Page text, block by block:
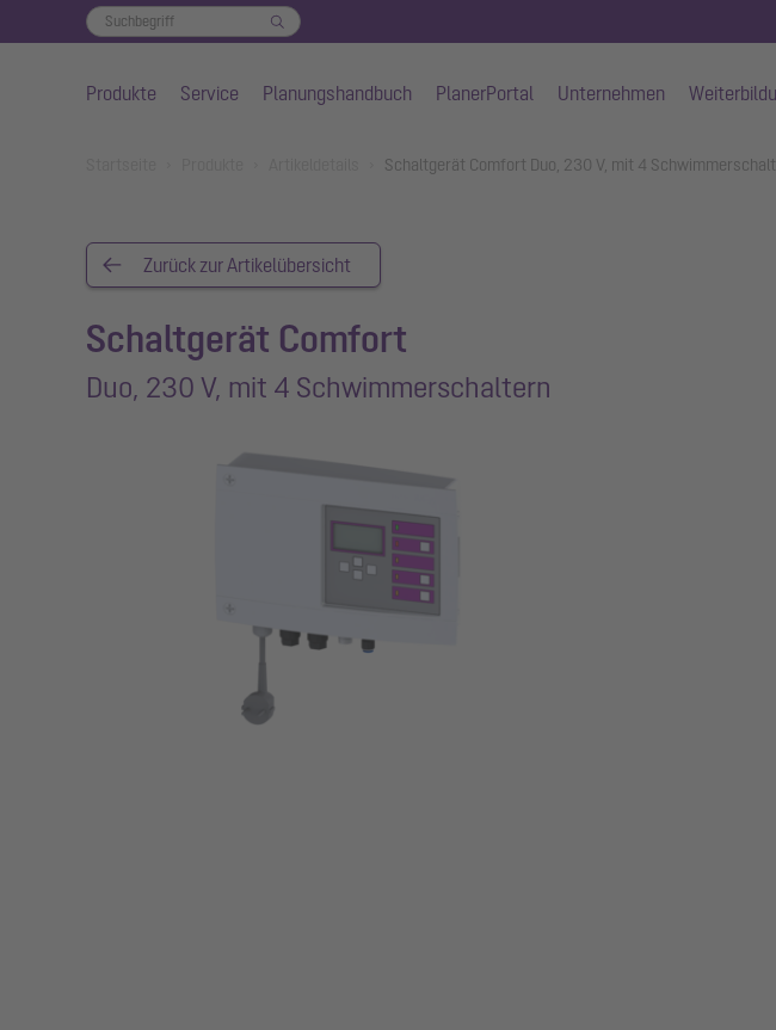
Produkte Service Planungshandbuch PlanerPortal Unternehmen
Schaltgerät Comfort Duo, 230 V, mit 4
Zurück zur Artikelübersicht
Schaltgerät Comfort
Duo, 230 V, mit 4 Schwimmerschaltern